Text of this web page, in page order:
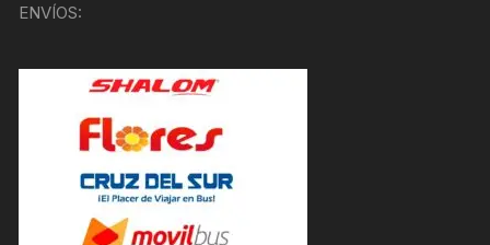
ENVÍOS: